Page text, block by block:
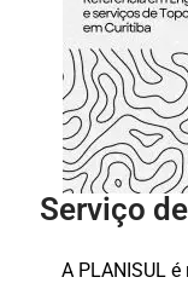
Serviço
A PLANISUL